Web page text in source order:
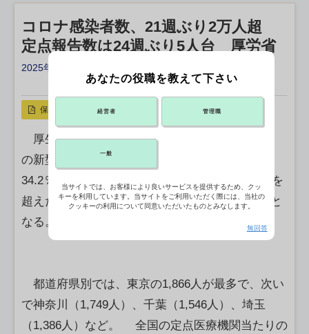
コロナ感染者数、21週ぶり2万人超
定点報告数は24週ぶり5人台 厚労省
2025年08月08日 17:00
リンクをコピー X ポスト
保存
厚生労働省は8日、第31週（7月28日－8月3日）
の新型コロナウイルスの新規感染者数が前週比
34.2％増の2万1,365人だったと発表した。2万人を
超えたのは第10週（3月3－9日）の2万41人以来と
なる。
都道府県別では、東京の1,866人が最多で、次い
で神奈川（1,749人）、千葉（1,546人）、埼玉
（1,386人）など。 全国の定点医療機関当たりの
あなたの役職を教えて下さい
経営者 管理職
一般
当サイトでは、お客様により良いサービスを提供するため、クッ
キーを利用しています。当サイトをご利用いただく際には、当社の
クッキーの利用について同意いただいたものとみなします。
無回答